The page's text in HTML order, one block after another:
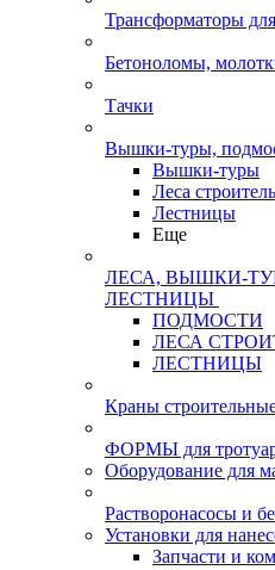
Трансформаторы
Бетоноломы,
Тачки
Вышки-туры,
Вышки-туры
Леса
Лестницы
Еще
ЛЕСА, ВЫШКИ-
ЛЕСТНИЦЫ
ПОДМОСТИ
ЛЕСА
ЛЕСТНИЦЫ
Краны
ФОРМЫ для
Оборудование для
Растворонасосы и
Установки для
Запчасти и